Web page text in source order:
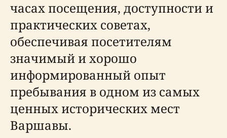
часах посещения, доступности и
практических советах,
обеспечивая посетителям
значимый и хорошо
информированный опыт
пребывания в одном из самых
ценных исторических мест
Варшавы.